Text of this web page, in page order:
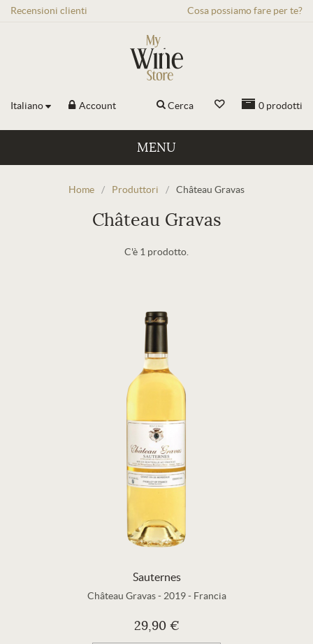
Recensioni clienti Cosa possiamo fare per te?
Italiano Account 0 prodotti
Cerca
MENU
Home / Produttori / Château Gravas
Château Gravas
C'è 1 prodotto.
Sauternes
Château Gravas- 2019- Francia
29,90 €